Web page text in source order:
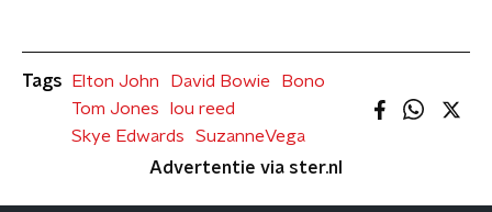
Tags Elton John David Bowie
Bono
Tom Jones
lou reed
Skye Edwards
SuzanneVega
Advertentie via ster.nl